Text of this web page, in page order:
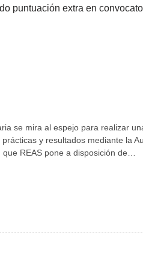
puntuación extra en
se mira al espejo para realizar
y resultados mediante la
REAS pone a disposición de…